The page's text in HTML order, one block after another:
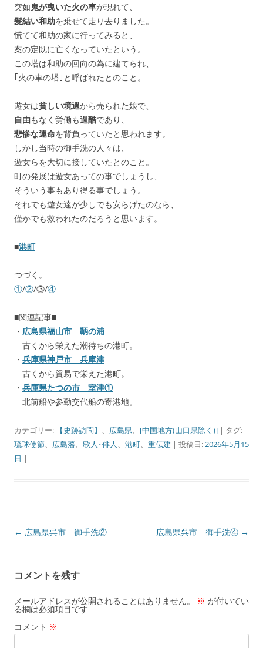
突如鬼が曳いた火の車が現れて、
髪結い和助を乗せて走り去りました。
慌てて和助の家に行ってみると、
案の定既に亡くなっていたという。
この塔は和助の回向の為に建てられ、
｢火の車の塔｣と呼ばれたとのこと。
遊女は貧しい境遇から売られた娘で、
自由もなく労働も過酷であり、
悲惨な運命を背負っていたと思われます。
しかし当時の御手洗の人々は、
遊女らを大切に接していたとのこと。
町の発展は遊女あっての事でしょうし、
そういう事もあり得る事でしょう。
それでも遊女達が少しでも安らげたのなら、
僅かでも救われたのだろうと思います。
■港町
つづく。
①/②/③/④
■関連記事■
・ 広島県福山市 鞆の浦
古くから栄えた潮待ちの港町。
・ 兵庫県神戸市 兵庫津
古くから貿易で栄えた港町。
・ 兵庫県たつの市 室津①
北前船や参勤交代船の寄港地。
カテゴリー: 【史跡訪問】 広島県 [中国地方(山口県除く)] | タグ:
琉球使節
広島藩 歌人･俳人 港町 重伝建 | 投稿日: 2026年5月15
日 |
投
ビ
ゲ
ー
シ
← 広島県呉市 御手洗② 広島県呉市 御手洗④ →
コメントを残す
メールアドレスが公開されることはありません。 ※ が付いてい
る欄は必須項目です
コメント ※